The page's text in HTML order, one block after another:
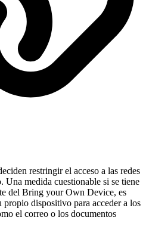
restringir el acceso a las redes
Una medida cuestionable si se tiene
del Bring your Own Device, es
propio dispositivo para acceder a los
el correo o los documentos